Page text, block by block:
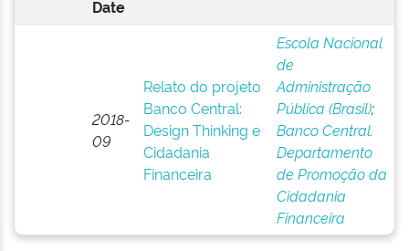
Date
2018-
09
Relato do projeto
Banco Central:
Design Thinking e
Cidadania
Financeira
Escola Nacional
de
Administração
Pública (Brasil);
Banco Central.
Departamento
de Promoção da
Cidadania
Financeira